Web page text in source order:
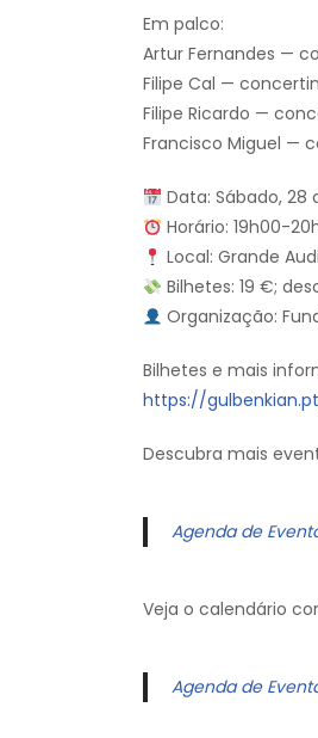
Em palco:
Artur Fernandes —
Filipe Cal —
Filipe Ricardo —
Francisco Miguel —
Data: Sábado, 28
Horário: 19h00-
Local: Grande
Bilhetes: 19 €;
Organização:
Bilhetes e mais
https://
Descubra mais
Agenda de
Veja o calendário
Agenda de